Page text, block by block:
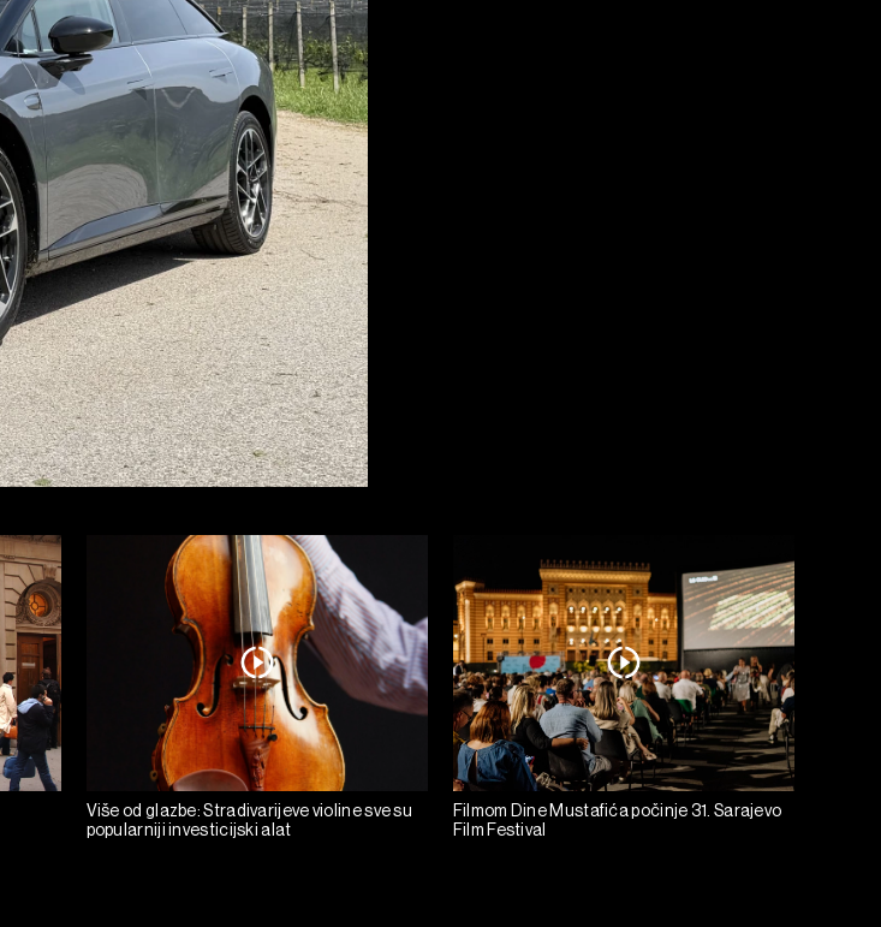
Više od glazbe: Stradivarijeve violine sve su
popularniji investicijski alat
Filmom Dine Mustafića počinje 31. Sarajevo
Film Festival